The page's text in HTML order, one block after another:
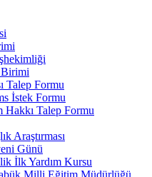
Talep Formu
İstek Formu
Hakkı Talep Formu
Araştırması
Günü
İlk Yardım Kursu
Milli Eğitim Müdürlüğü